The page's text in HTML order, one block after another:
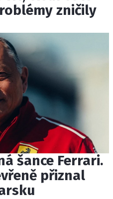
zničily
šance Ferrari.
přiznal